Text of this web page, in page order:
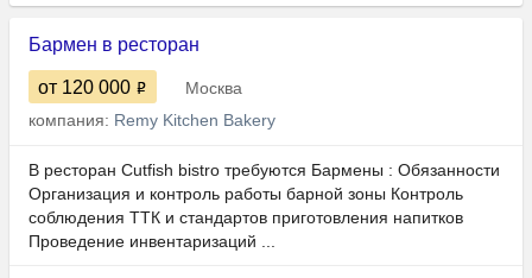
Бармен в ресторан
от 120 000
Москва
компания: Remy Kitchen Bakery
В ресторан Cutfish bistro требуются Бармены : Обязанности
Организация и контроль работы барной зоны Контроль
соблюдения ТТК и стандартов приготовления напитков
Проведение инвентаризаций ...